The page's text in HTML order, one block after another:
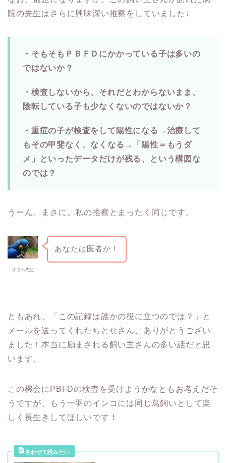
院の先生はさらに興味深い推察をしていました↓
・そもそもＰＢＦＤにかかっている子は多いの
ではないか？
・検査しないから、それだとわからないまま、
陰転している子も少なくないのではないか？
・重症の子が検査をして陽性になる→治療して
もその甲斐なく、なくなる→「陽性＝もうダ
メ」といったデータだけが残る、という構図な
のでは？
うーん。まさに。私の推察とまったく同じです。
オウム先生
あなたは医者か！
ともあれ、「この記録は誰かの役に立つのでは？」と
メールを送ってくれたちとせさん、ありがとうござい
ました！本当に励まされる飼い主さんの多い話だと思
います。
この機会にPBFDの検査を受けようかなともお考えだそ
うですが、もう一羽のインコには同じ鳥飼いとして楽
しく長生きしてほしいです！